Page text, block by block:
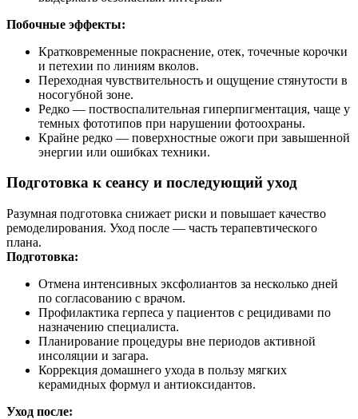
Побочные эффекты:
Кратковременные покраснение, отек, точечные корочки
и петехии по линиям вколов.
Переходная чувствительность и ощущение стянутости в
носогубной зоне.
Редко — поствоспалительная гиперпигментация, чаще у
темных фототипов при нарушении фотоохраны.
Крайне редко — поверхностные ожоги при завышенной
энергии или ошибках техники.
Подготовка к сеансу и последующий уход
Разумная подготовка снижает риски и повышает качество
ремоделирования. Уход после — часть терапевтического
плана.
Подготовка:
Отмена интенсивных эксфолиантов за несколько дней
по согласованию с врачом.
Профилактика герпеса у пациентов с рецидивами по
назначению специалиста.
Планирование процедуры вне периодов активной
инсоляции и загара.
Коррекция домашнего ухода в пользу мягких
керамидных формул и антиоксидантов.
Уход после: